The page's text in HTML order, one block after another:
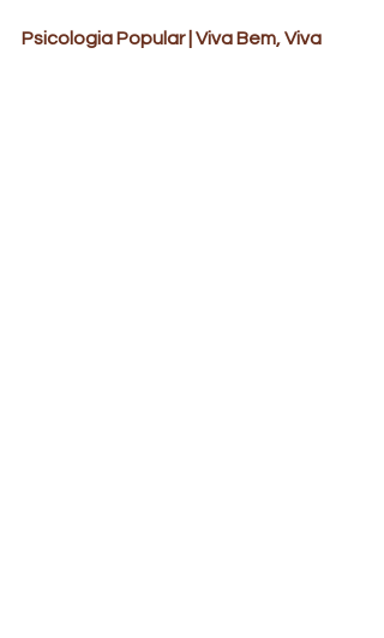
Psicologia Popular | Viva Bem, Viva